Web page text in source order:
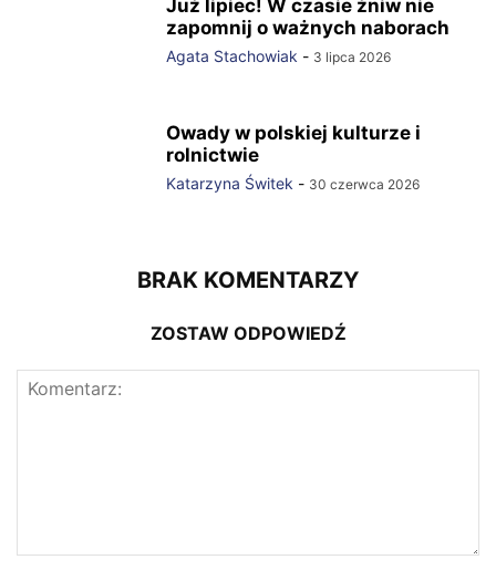
Już lipiec! W czasie żniw nie
zapomnij o ważnych naborach
Agata Stachowiak - 3 lipca 2026
Owady w polskiej kulturze i
rolnictwie
Katarzyna Świtek - 30 czerwca 2026
BRAK KOMENTARZY
ZOSTAW ODPOWIEDŹ